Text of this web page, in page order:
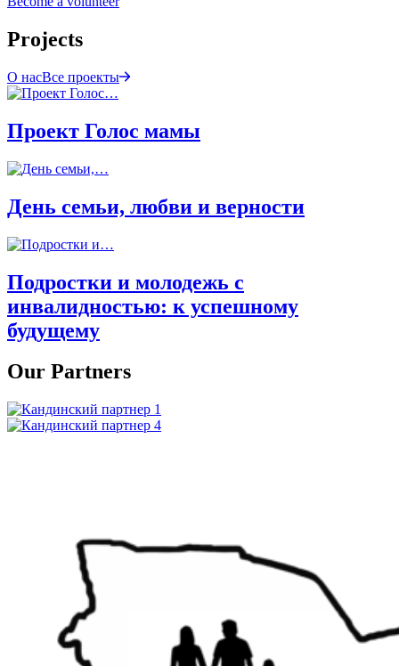
Projects
О насВсе проекты
Проект Голос мамы
День семьи, любви и верности
Подростки и молодежь с
инвалидностью: к успешному
будущему
Our Partners